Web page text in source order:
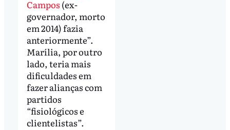
Campos (ex-
governador, morto
em 2014) fazia
anteriormente”.
Marília, por outro
lado, teria mais
dificuldades em
fazer alianças com
partidos
“fisiológicos e
clientelistas”.